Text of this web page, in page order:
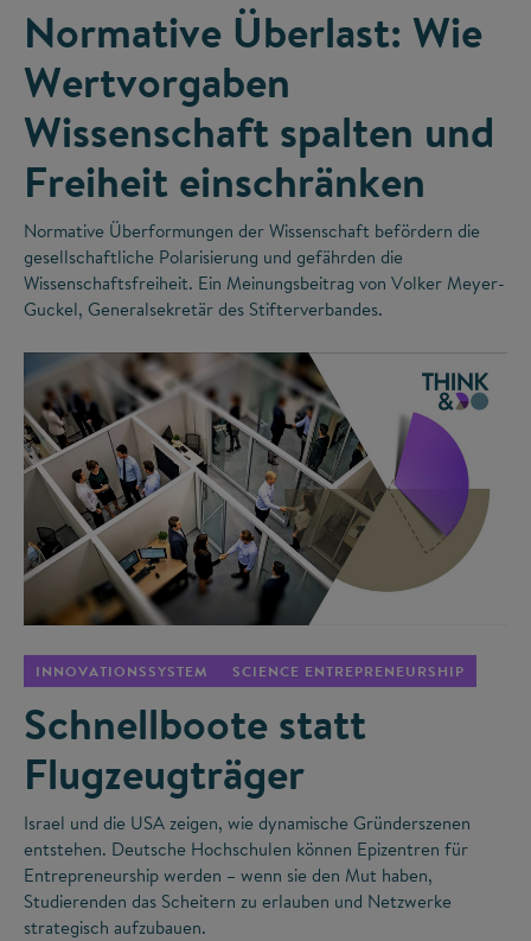
Normative Überlast: Wie
Wertvorgaben
Wissenschaft spalten und
Freiheit einschränken
Normative Überformungen der Wissenschaft befördern die
gesellschaftliche Polarisierung und gefährden die
Wissenschaftsfreiheit. Ein Meinungsbeitrag von Volker Meyer-
Guckel, Generalsekretär des Stifterverbandes.
INNOVATIONSSYSTEM SCIENCE ENTREPRENEURSHIP
Schnellboote statt
Flugzeugträger
Israel und die USA zeigen, wie dynamische Gründerszenen
entstehen. Deutsche Hochschulen können Epizentren für
Entrepreneurship werden – wenn sie den Mut haben,
Studierenden das Scheitern zu erlauben und Netzwerke
strategisch aufzubauen.